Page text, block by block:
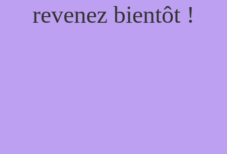
revenez bientôt !